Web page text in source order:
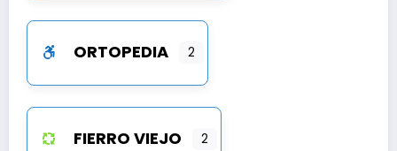
ORTOPEDIA 2
FIERRO VIEJO 2